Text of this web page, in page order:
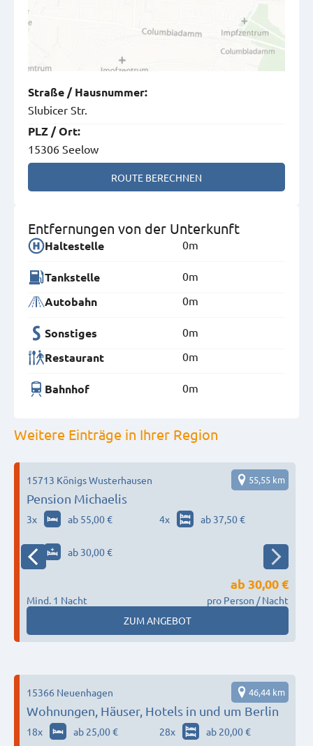
Straße / Hausnummer:
Slubicer Str.
PLZ /Ort:
15306 Seelow
ROUTE BERECHNEN
Entfernungen von der Unterkunft
Haltestelle 0m
Tankstelle 0m
Autobahn 0m
Sonstiges 0m
Restaurant 0m
Bahnhof 0m
Weitere Einträge in Ihrer Region
Pension Michaelis
15713 Königs Wusterhausen 55,55 km
3x ab 55,00 € 4x ab 37,50 €
3x ab 30,00 €
Mind. 1 Nacht
ab 30,00 €
pro Person / Nacht
ZUM ANGEBOT
Wohnungen, Häuser, Hotels in und um Berlin
15366 Neuenhagen 46,44 km
18x ab 25,00 € 28x ab 20,00 €